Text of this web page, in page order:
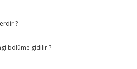
?
bölüme gidilir ?